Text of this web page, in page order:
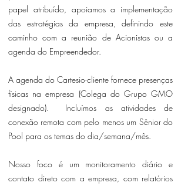
papel atribuído, apoiamos a implementação
das estratégias da empresa, definindo este
caminho com a reunião de Acionistas ou a
agenda do Empreendedor.
A agenda do Cartesio-cliente fornece presenças
físicas na empresa (Colega do Grupo GMO
designado). Incluímos as atividades de
conexão remota com pelo menos um Sênior do
Pool para os temas do dia/semana/mês.
Nosso foco é um monitoramento diário e
contato direto com a empresa, com relatórios